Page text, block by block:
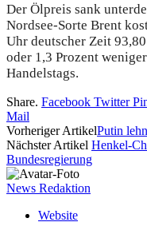
Der Ölpreis sank
Nordsee-Sorte Brent
Uhr deutscher Zeit
oder 1,3 Prozent
Handelstags.
Share. Facebook Twitter
Mail
Vorheriger ArtikelPutin
Nächster Artikel Henkel-
Bundesregierung
News Redaktion
Website